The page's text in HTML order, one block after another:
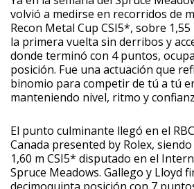
volvió a medirse en recorridos de
Recon Metal Cup CSI5*, sobre
la primera vuelta sin derribos y
donde terminó con 4 puntos,
posición. Fue una actuación que
binomio para competir de tú a tú
manteniendo nivel, ritmo y
El punto culminante llegó en el
Canada presented by Rolex,
1,60 m CSI5* disputado en el
Spruce Meadows. Gallego y Lloyd